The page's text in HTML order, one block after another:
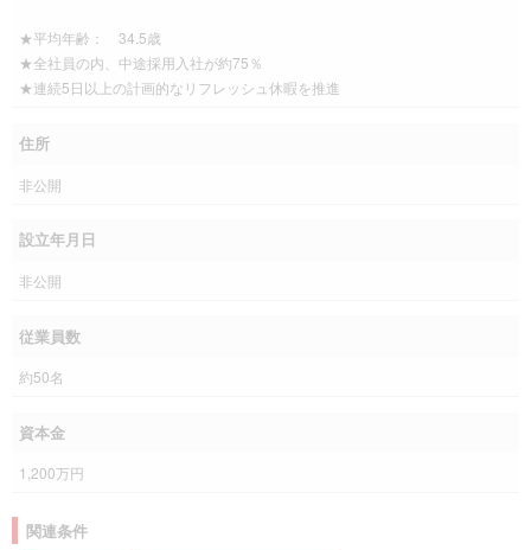
★平均年齢： 34.5歳
★全社員の内、中途採用入社が約75％
★連続5日以上の計画的なリフレッシュ休暇を推進
住所
非公開
設立年月日
非公開
従業員数
約50名
資本金
1,200万円
関連条件